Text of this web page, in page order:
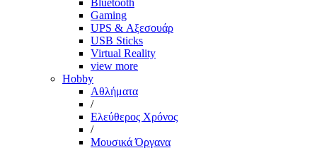
Bluetooth
Gaming
UPS & Αξεσουάρ
USB Sticks
Virtual Reality
view more
Hobby
Αθλήματα
/
Ελεύθερος Χρόνος
/
Μουσικά Όργανα